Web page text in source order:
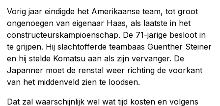
Vorig jaar eindigde het Amerikaanse team, tot groot
ongenoegen van eigenaar Haas, als laatste in het
constructeurskampioenschap. De 71-jarige besloot in
te grijpen. Hij slachtofferde teambaas Guenther Steiner
en hij stelde Komatsu aan als zijn vervanger. De
Japanner moet de renstal weer richting de voorkant
van het middenveld zien te loodsen.
Dat zal waarschijnlijk wel wat tijd kosten en volgens